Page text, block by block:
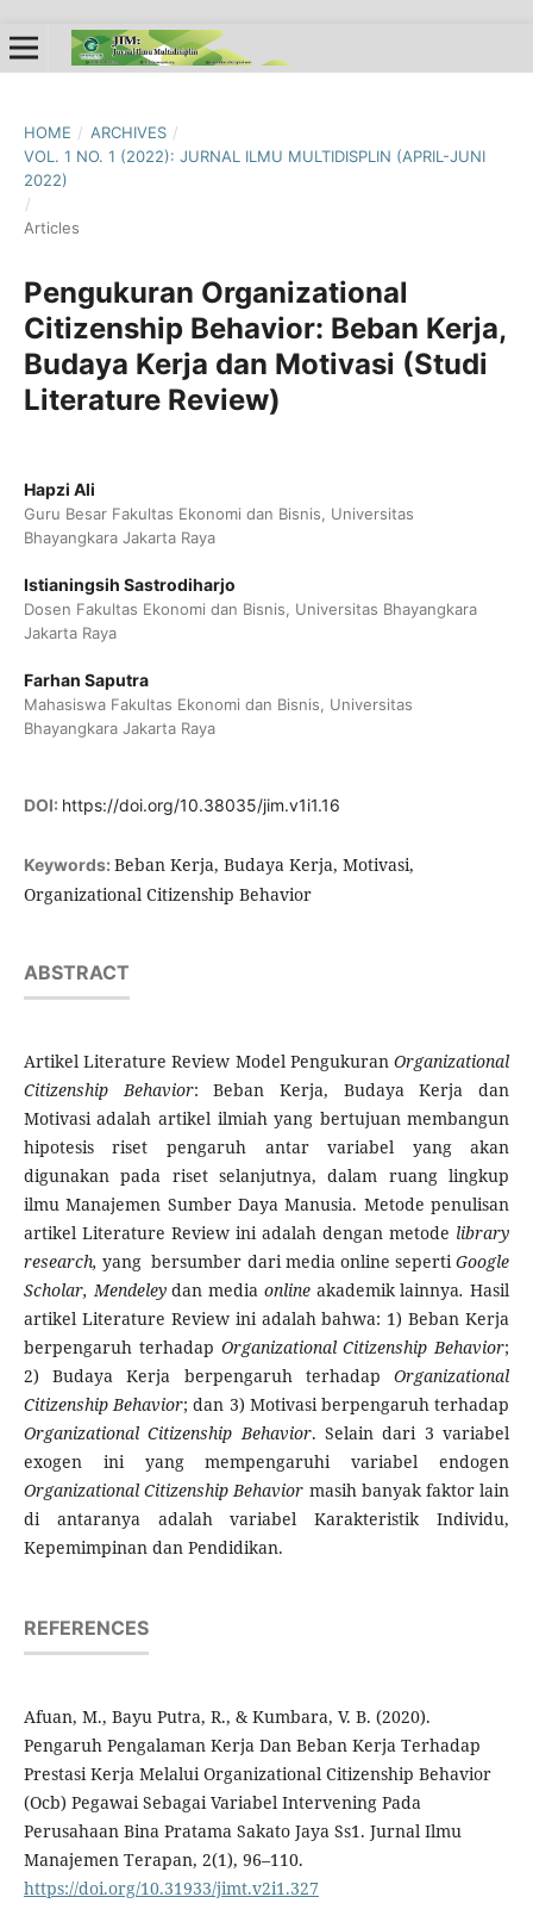
HOME / ARCHIVES /
VOL. 1 NO. 1 (2022): JURNAL ILMU MULTIDISPLIN (APRIL-JUNI
2022)
/
Articles
Pengukuran Organizational
Citizenship Behavior: Beban Kerja,
Budaya Kerja dan Motivasi (Studi
Literature Review)
Hapzi Ali
Guru Besar Fakultas Ekonomi dan Bisnis, Universitas
Bhayangkara Jakarta Raya
Istianingsih Sastrodiharjo
Dosen Fakultas Ekonomi dan Bisnis, Universitas Bhayangkara
Jakarta Raya
Farhan Saputra
Mahasiswa Fakultas Ekonomi dan Bisnis, Universitas
Bhayangkara Jakarta Raya
DOI: https://doi.org/10.38035/jim.v1i1.16
Keywords: Beban Kerja, Budaya Kerja, Motivasi,
Organizational Citizenship Behavior
ABSTRACT
Artikel Literature Review Model PengukuranOrganizational
Citizenship Behavior: Beban Kerja, Budaya Kerja dan
Motivasi adalah artikel ilmiah yang bertujuan membangun
hipotesis riset pengaruh antar variabel yang akan
digunakan pada riset selanjutnya, dalam ruang lingkup
ilmu Manajemen Sumber Daya Manusia. Metode penulisan
artikel Literature Review ini adalah dengan metode library
research,yang bersumber dari media online sepertiGoogle
Scholar, Mendeleydan media onlineakademik lainnya.Hasil
artikel Literature Review ini adalah bahwa: 1) Beban Kerja
berpengaruh terhadap Organizational Citizenship Behavior;
2) Budaya Kerja berpengaruh terhadapOrganizational
Citizenship Behavior; dan 3) Motivasi berpengaruh terhadap
Organizational Citizenship Behavior. Selain dari 3 variabel
exogen ini yang mempengaruhi variabel endogen
Organizational Citizenship Behavior masih banyak faktor lain
di antaranya adalah variabel Karakteristik Individu,
Kepemimpinan dan Pendidikan.
REFERENCES
Afuan, M., Bayu Putra, R., & Kumbara, V. B. (2020).
Pengaruh Pengalaman Kerja Dan Beban Kerja Terhadap
Prestasi Kerja Melalui Organizational Citizenship Behavior
(Ocb) Pegawai Sebagai Variabel Intervening Pada
Perusahaan Bina Pratama Sakato Jaya Ss1. Jurnal Ilmu
Manajemen Terapan, 2(1), 96–110.
https://doi.org/10.31933/jimt.v2i1.327